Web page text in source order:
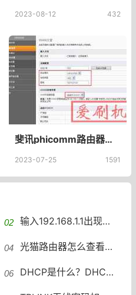
2023-08-12 432
斐讯phicomm路由器设置无线桥接AP设置：设置副路由器接入主路由器
2023-07-25 1591
输入192.168.1.1出现天翼网192.168.1.1出现中国电信天翼网关怎么办
光猫路由器怎么查看网速，怎么看光猫有路由功能
DHCP是什么？DHCP原理与配置详解DHCP设置